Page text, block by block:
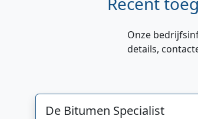
Onze
details,
De Bitumen Specialist